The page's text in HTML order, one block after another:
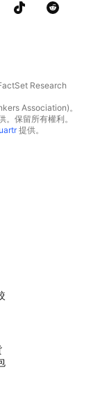
Research
Association)。
保留所有權利。
提供。